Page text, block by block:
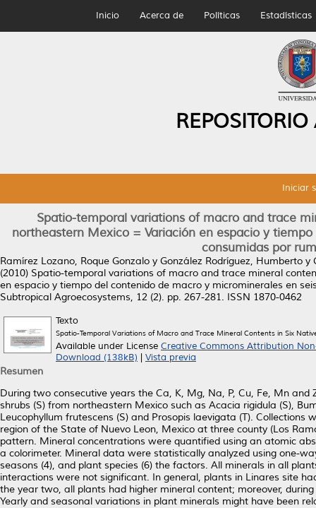
Inicio Acerca de Políticas Estadísticas
Iniciar
Spatio-temporal variations of macro and trace
northeastern Mexico = Variación en espacio y
consumidas por
Ramírez Lozano, Roque Gonzalo y González Rodríguez, Humberto y
(2010) Spatio-temporal variations of macro and trace mineral
en espacio y tiempo del contenido de macro y microminerales en
Subtropical Agroecosystems, 12 (2). pp. 267-281. ISSN 1870-0462
Texto
Spatio-Temporal Variations of Macro and Trace Mineral Contents in Six
Available under License Creative Commons Attribution
Download (138kB)
Vista previa
Resumen
During two consecutive years the Ca, K, Mg, Na, P, Cu, Fe, Mn
shrubs (S) from northeastern Mexico such as Acacia rigidula (S),
Leucophyllum frutescens (S) and Prosopis laevigata (T).
region of the State of Nuevo Leon, Mexico at three county (Los
pattern. Mineral concentrations were quantified using an atomic
a colorimeter. Mineral data were statistically analyzed using one-
seasons (4), and plant species (6) the factors. All minerals in all
interactions were not significant. In general, plants in Linares site
the year two, all plants had higher mineral content; moreover,
Yearly and seasonal variations in plant minerals might have been